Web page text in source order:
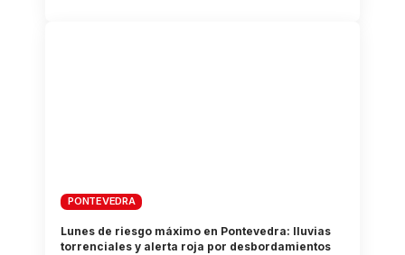
PONTEVEDRA
Lunes de riesgo máximo en Pontevedra: lluvias
torrenciales y alerta roja por desbordamientos